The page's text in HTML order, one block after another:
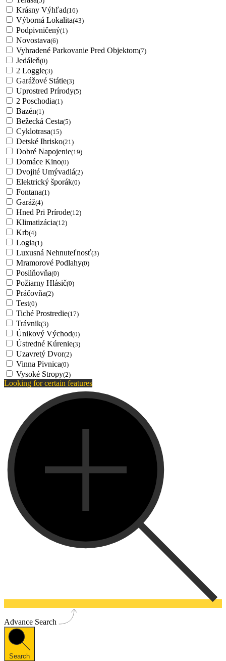
Krásny Výhľad(16)
Výborná Lokalita(43)
Podpivničený(1)
Novostava(6)
Vyhradené Parkovanie Pred Objektom(7)
Jedáleň(0)
2 Loggie(3)
Garážové Státie(3)
Uprostred Prírody(5)
2 Poschodia(1)
Bazén(1)
Bežecká Cesta(5)
Cyklotrasa(15)
Detské Ihrisko(21)
Dobré Napojenie(19)
Domáce Kino(0)
Dvojité Umývadlá(2)
Elektrický šporák(0)
Fontana(1)
Garáž(4)
Hned Pri Prírode(12)
Klimatizácia(12)
Krb(4)
Logia(1)
Luxusná Nehnuteľnosť(3)
Mramorové Podlahy(0)
Posilňovňa(0)
Požiarny Hlásič(0)
Práčovňa(2)
Test(0)
Tiché Prostredie(17)
Trávnik(3)
Únikový Východ(0)
Ústredné Kúrenie(3)
Uzavretý Dvor(2)
Vinna Pivnica(0)
Vysoké Stropy(2)
Looking for certain features
Advance Search
Search